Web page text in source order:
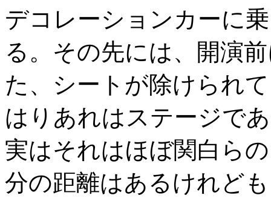
デコレーションカーに
る。その先には、開演
た、シートが除けられ
はりあれはステージで
実はそれはほぼ関白ら
分の距離はあるけれど